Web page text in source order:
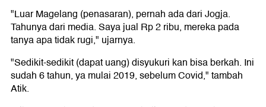
"Luar Magelang (penasaran), pernah ada dari Jogja.
Tahunya dari media. Saya jual Rp 2 ribu, mereka pada
tanya apa tidak rugi," ujarnya.
"Sedikit-sedikit (dapat uang) disyukuri kan bisa berkah. Ini
sudah 6 tahun, ya mulai 2019, sebelum Covid," tambah
Atik.